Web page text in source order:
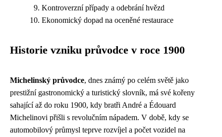
Kontroverzní případy a odebrání hvězd
Ekonomický dopad na oceněné restaurace
Historie vzniku průvodce v roce 1900
Michelinský průvodce, dnes známý po celém světě jako
prestižní gastronomický a turistický slovník, má své kořeny
sahající až do roku 1900, kdy bratři André a Édouard
Michelinovi přišli s revolučním nápadem. V době, kdy se
automobilový průmysl teprve rozvíjel a počet vozidel na